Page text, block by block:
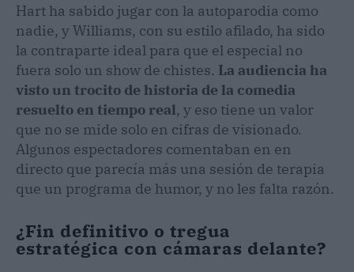
Hart ha sabido jugar con la autoparodia como
nadie, y Williams, con su estilo afilado, ha sido
la contraparte ideal para que el especial no
fuera solo un show de chistes. La audiencia ha
visto un trocito de historia de la comedia
resuelto en tiempo real, y eso tiene un valor
que no se mide solo en cifras de visionado.
Algunos espectadores comentaban en en
directo que parecía más una sesión de terapia
que un programa de humor, y no les falta razón.
¿Fin definitivo o tregua
estratégica con cámaras delante?